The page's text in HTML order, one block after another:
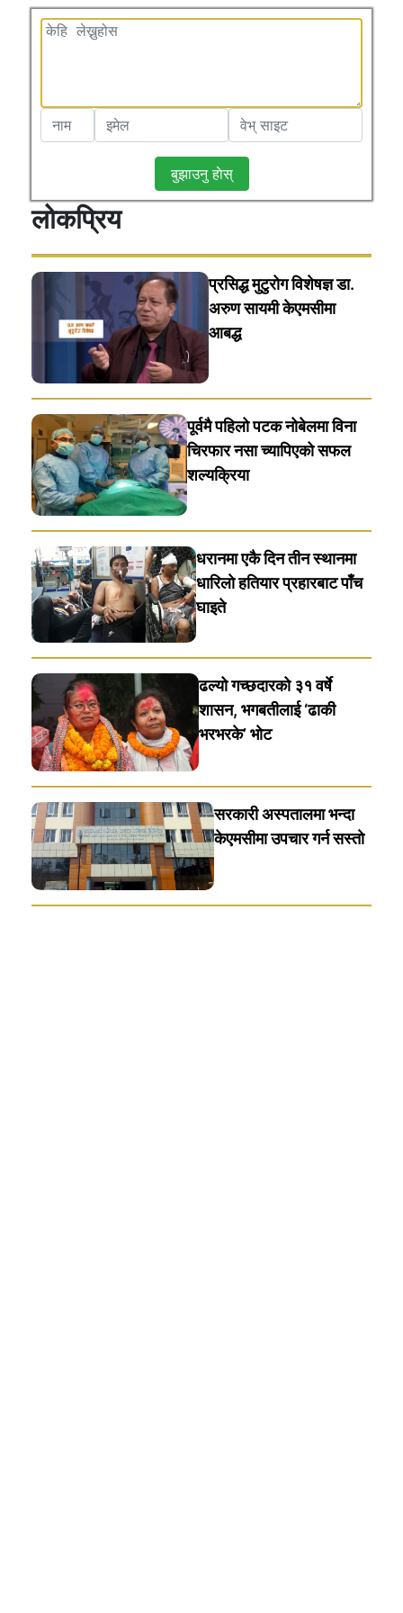
बुझाउनु हाेस्
लोकप्रिय
प्रसिद्ध मुटुरोग विशेषज्ञ डा.
अरुण सायमी केएमसीमा
आबद्ध
पूर्वमै पहिलो पटक नोबेलमा विना
चिरफार नसा च्यापिएको सफल
शल्यक्रिया
धरानमा एकै दिन तीन स्थानमा
धारिलाे हतियार प्रहारबाट पाँच
घाइते
ढल्यो गच्छदारको ३१ वर्षे
शासन, भगबतीलाई ‘ढाकी
भरभरके’ भाेट
सरकारी अस्पतालमा भन्दा
केएमसीमा उपचार गर्न सस्ताे